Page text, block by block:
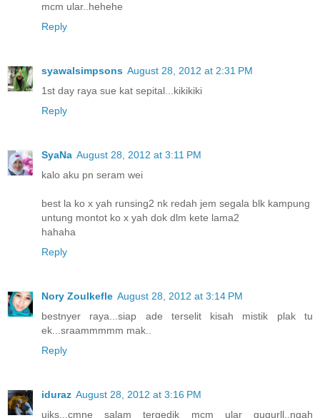
mcm ular..hehehe
Reply
syawalsimpsons August 28, 2012 at 2:31 PM
1st day raya sue kat sepital...kikikiki
Reply
SyaNa August 28, 2012 at 3:11 PM
kalo aku pn seram wei
best la ko x yah runsing2 nk redah jem segala blk kampung
untung montot ko x yah dok dlm kete lama2
hahaha
Reply
Nory Zoulkefle August 28, 2012 at 3:14 PM
bestnyer raya...siap ade terselit kisah mistik plak tu
ek...sraammmmm mak..
Reply
iduraz August 28, 2012 at 3:16 PM
uiks...cmne salam tergedik mcm ular gugurll..ngah